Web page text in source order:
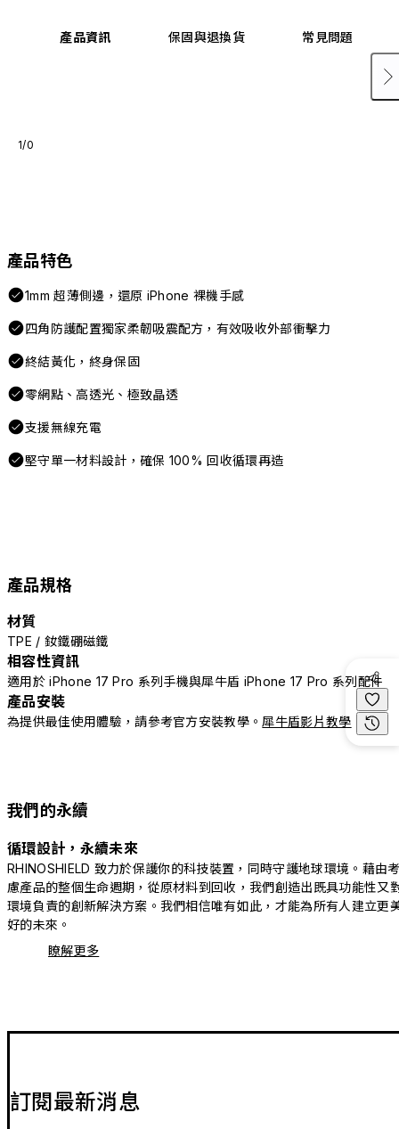
產品資訊 保固與退換貨 常見問題
1/0
產品特色
1mm 超薄側邊，還原 iPhone 裸機手感
四角防護配置獨家柔韌吸震配方，有效吸收外部衝擊力
終結黃化，終身保固
零網點、高透光、極致晶透
支援無線充電
堅守單一材料設計，確保 100% 回收循環再造
產品規格
材質
TPE / 釹鐵硼磁鐵
相容性資訊
適用於 iPhone 17 Pro 系列手機與犀牛盾 iPhone 17 Pro 系列配件
產品安裝
為提供最佳使用體驗，請參考官方安裝教學。 犀牛盾影片教學
我們的永續
循環設計，永續未來
RHINOSHIELD 致力於保護你的科技裝置，同時守護地球環境。藉由
慮產品的整個生命週期，從原材料到回收，我們創造出既具功能性又
環境負責的創新解決方案。我們相信唯有如此，才能為所有人建立更
好的未來。
瞭解更多
訂閱最新消息